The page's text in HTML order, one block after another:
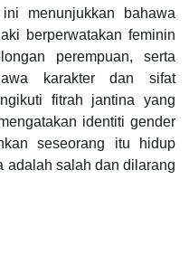
menunjukkan bahawa
berperwatakan feminin
perempuan, serta
karakter dan sifat
fitrah jantina yang
identiti gender
seseorang itu hidup
adalah salah dan dilarang